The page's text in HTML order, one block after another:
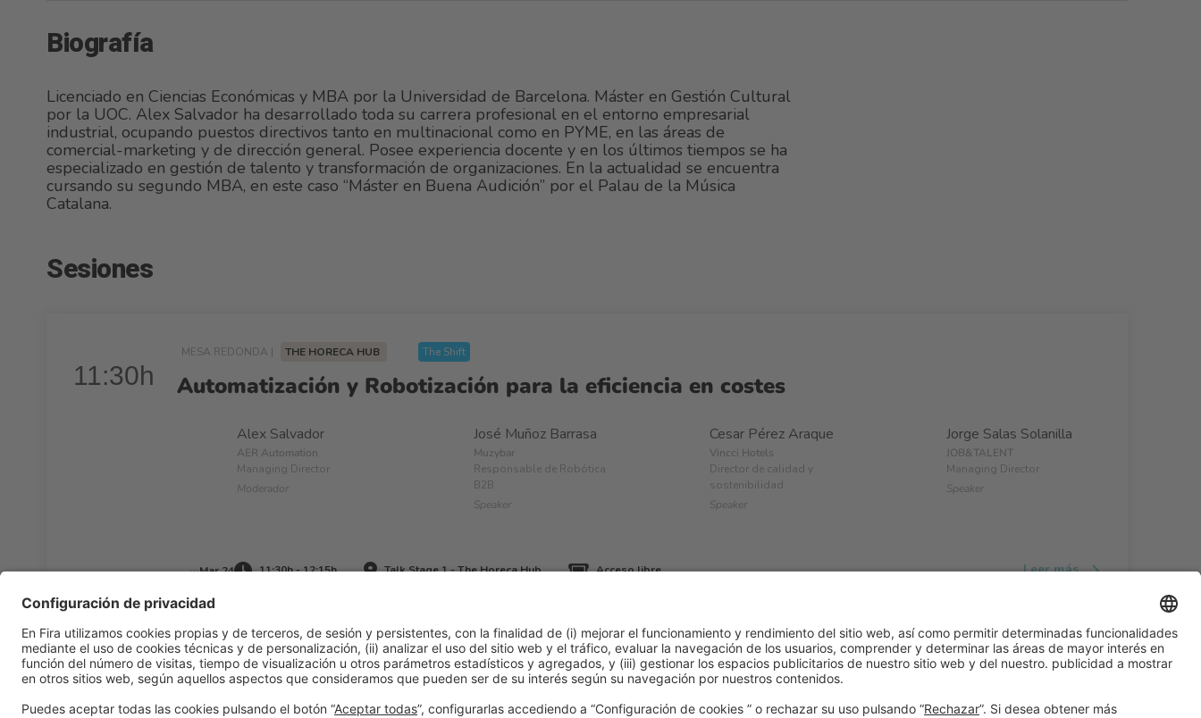
Biografía
Licenciado en Ciencias Económicas y MBA por la Universidad de Barcelona. Máster en Gestión Cultural
por la UOC. Alex Salvador ha desarrollado toda su carrera profesional en el entorno empresarial
industrial, ocupando puestos directivos tanto en multinacional como en PYME, en las áreas de
comercial-marketing y de dirección general. Posee experiencia docente y en los últimos tiempos se ha
especializado en gestión de talento y transformación de organizaciones. En la actualidad se encuentra
cursando su segundo MBA, en este caso “Máster en Buena Audición” por el Palau de la Música
Catalana.
Sesiones
11:30h
MESA REDONDA | THE HORECA HUB The Shift
Automatización y Robotización para la eficiencia en costes
Cesar Pérez Araque
Vincci Hotels
Director de calidad y
sostenibilidad
Speaker
José Muñoz Barrasa
Muzybar
Responsable de Robótica
B2B
Speaker
Jorge Salas Solanilla
JOB&TALENT
Managing Director
Speaker
Alex Salvador
AER Automation
Managing Director
Moderador
Mar 24 11:30h - 12:15h Talk Stage 1 - The Horeca Hub Acceso libre Leer más